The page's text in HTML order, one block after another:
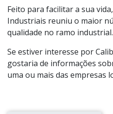
Feito para facilitar a sua
Industriais reuniu o maior
qualidade no ramo industrial.
Se estiver interesse por
gostaria de informações
uma ou mais das empresas